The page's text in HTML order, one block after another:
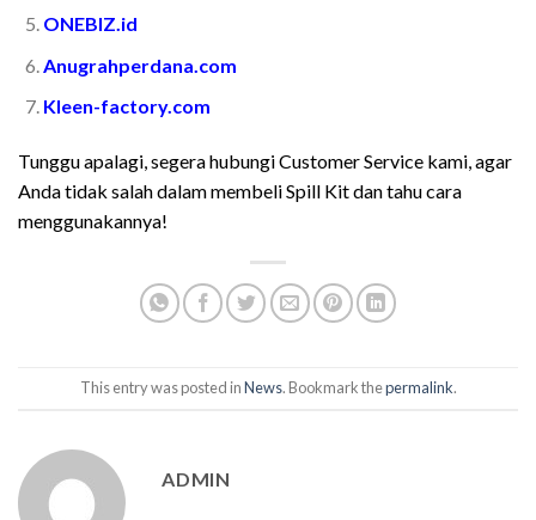
ONEBIZ.id
Anugrahperdana.com
Kleen-factory.com
Tunggu apalagi, segera hubungi Customer Service kami, agar
Anda tidak salah dalam membeli Spill Kit dan tahu cara
menggunakannya!
This entry was posted inNews. Bookmark thepermalink.
ADMIN